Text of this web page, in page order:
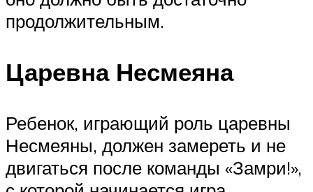
продолжительным.
Царевна Несмеяна
Ребенок, играющий роль царевны
Несмеяны, должен замереть и не
двигаться после команды «Замри!»,